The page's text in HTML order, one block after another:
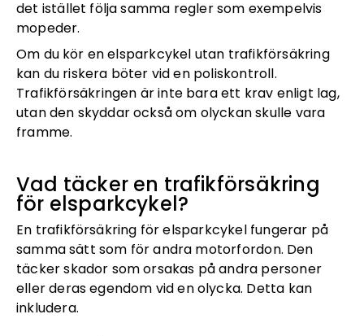
det istället följa samma regler som exempelvis
mopeder.
Om du kör en elsparkcykel utan trafikförsäkring
kan du riskera böter vid en poliskontroll.
Trafikförsäkringen är inte bara ett krav enligt lag,
utan den skyddar också om olyckan skulle vara
framme.
Vad täcker en trafikförsäkring
för elsparkcykel?
En trafikförsäkring för elsparkcykel fungerar på
samma sätt som för andra motorfordon. Den
täcker skador som orsakas på andra personer
eller deras egendom vid en olycka. Detta kan
inkludera.